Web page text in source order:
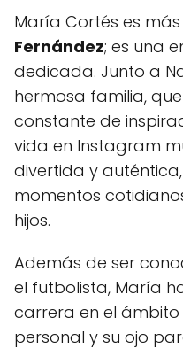
María Cortés es
Fernández; es una
dedicada. Junto a
hermosa familia,
constante de
vida en Instagram
divertida y
momentos
hijos.
Además de ser
el futbolista, María
carrera en el ámbito
personal y su ojo